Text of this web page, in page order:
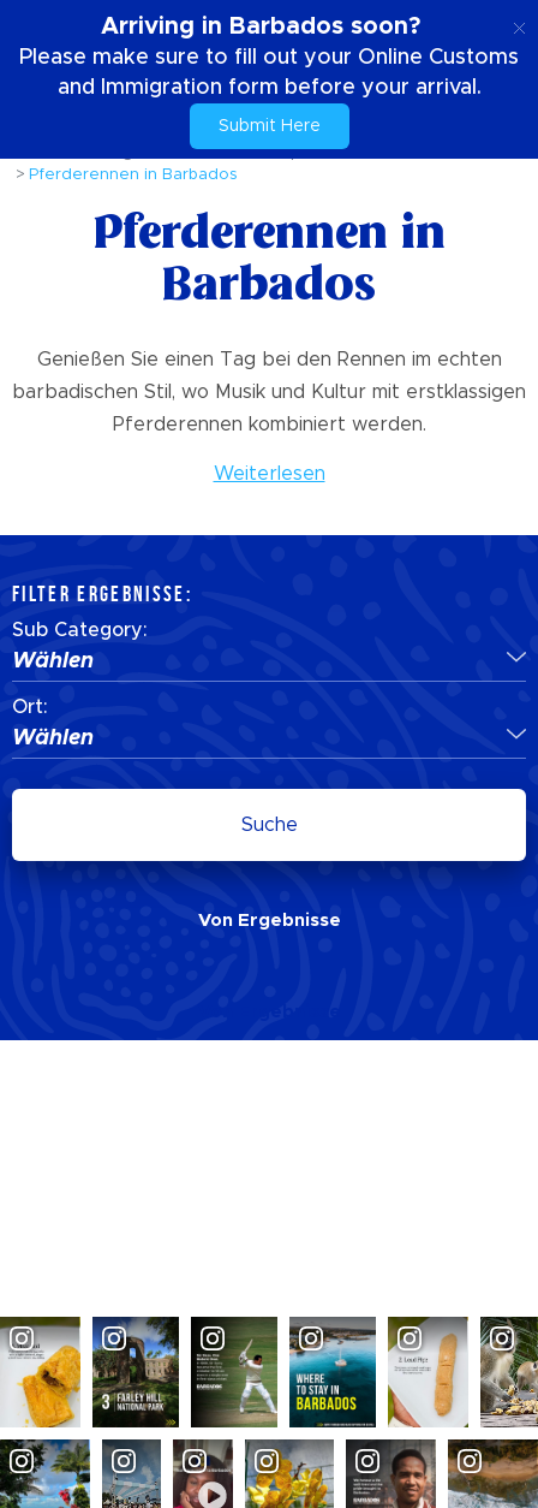
Arriving in Barbados soon?
Please make sure to fill out your Online Customs
and Immigration form before your arrival.
Submit Here
Dinge die zu tun sind
Sport
Pferderennen in Barbados
Pferderennen in
Barbados
Genießen Sie einen Tag bei den Rennen im echten
barbadischen Stil, wo Musik und Kultur mit erstklassigen
Pferderennen kombiniert werden.
Weiterlesen
FILTER ERGEBNISSE:
Sub Category:
Wählen
Ort:
Wählen
Suche
Von Ergebnisse